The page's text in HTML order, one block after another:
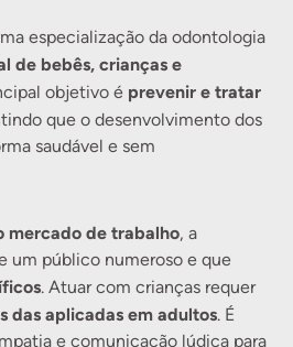
especialização da odontologia
de bebês, crianças e
objetivo é prevenir e tratar
que o desenvolvimento dos
saudável e sem
mercado de trabalho, a
um público numeroso e que
. Atuar com crianças requer
das aplicadas em adultos. É
e comunicação lúdica para